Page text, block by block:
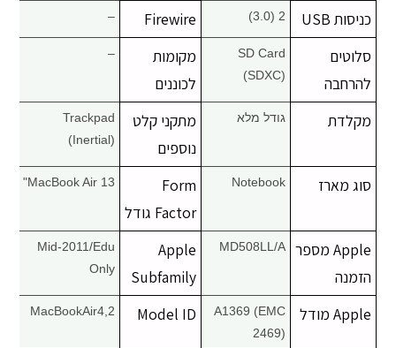
כניסות USB 2 (3.0)
Firewire
–
סלוטים
להרחבה
SD Card
(SDXC)
מקומות
לכוננים
–
מקלדת גודל מלא
מתקני קלט
נוספים
Trackpad
(Inertial)
סוג מארז Notebook
Form
Factor גודל
MacBook Air 13"
Apple מספר
הזמנה
MD508LL/A
Apple
Subfamily
Mid-2011/Edu
Only
Apple מודל
A1369 (EMC
2469)
Model ID
MacBookAir4,2